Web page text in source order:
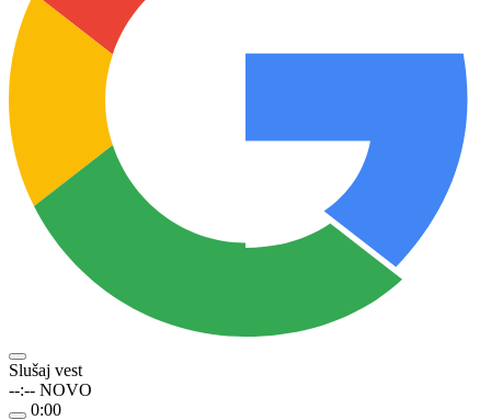
Slušaj vest
--:-- NOVO
0:00